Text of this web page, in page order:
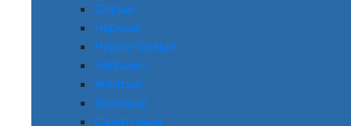
Серые
Черные
Черно-белые
Зебрано
Желтые
Зеленые
Салатовые